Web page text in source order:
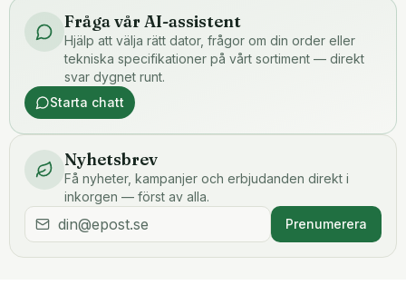
Fråga vår AI-assistent
Hjälp att välja rätt dator, frågor om din order eller
tekniska specifikationer på vårt sortiment — direkt
svar dygnet runt.
Starta chatt
Nyhetsbrev
Få nyheter, kampanjer och erbjudanden direkt i
inkorgen — först av alla.
Prenumerera